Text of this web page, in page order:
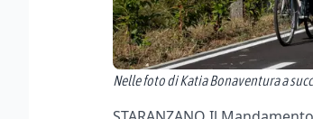
Nelle foto di Katia Bonaventura a